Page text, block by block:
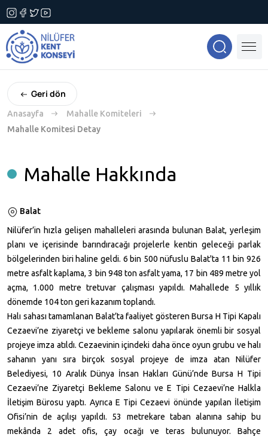
Geri dön
Anasayfa
Mahalle Komiteleri
Mahalle Komitesi Detay
Mahalle Hakkında
Balat
Nilüfer’in hızla gelişen mahalleleri arasında bulunan Balat, yerleşim
planı ve içerisinde barındıracağı projelerle kentin geleceği parlak
bölgelerinden biri haline geldi. 6 bin 500 nüfuslu Balat'ta 11 bin 926
metre asfalt kaplama, 3 bin 948 ton asfalt yama, 17 bin 489 metre yol
açma, 1.000 metre tretuvar çalışması yapıldı. Mahallede 5 yıllık
dönemde 104 ton geri kazanım toplandı.
Halı sahası tamamlanan Balat’ta faaliyet gösteren Bursa H Tipi Kapalı
Cezaevi’ne ziyaretçi ve bekleme salonu yapılarak önemli bir sosyal
projeye imza atıldı. Cezaevinin içindeki daha önce oyun grubu ve halı
sahanın yanı sıra birçok sosyal projeye de imza atan Nilüfer
Belediyesi, 10 Aralık Dünya İnsan Hakları Günü’nde Bursa H Tipi
Cezaevi’ne Ziyaretçi Bekleme Salonu ve E Tipi Cezaevi’ne Halkla
İletişim Bürosu yaptı. Ayrıca E Tipi Cezaevi önünde yapılan İletişim
Ofisi’nin de açılışı yapıldı. 53 metrekare taban alanına sahip bu
mekânda 2 adet ofis, çay ocağı ve teras bulunuyor. Bahçe